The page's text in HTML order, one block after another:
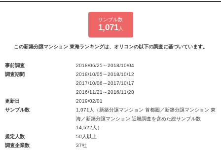
サンプル数
1,071人
この新築分譲マンション 東海ランキングは、オリコンの以下の調査に基づいています。
事前調査
2018/06/25～2018/10/04
調査期間
2018/10/05～2018/10/12
2017/10/06～2017/10/17
2016/11/21～2016/11/28
更新日
2019/02/01
サンプル数
1,071人（新築分譲マンション 首都圏／新築分譲マンション 東
海／新築分譲マンション 近畿調査を含めた総サンプル数
14,522人）
規定人数
50人以上
調査企業数
37社